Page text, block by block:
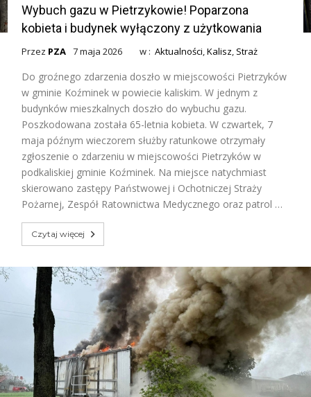
Wybuch gazu w Pietrzykowie! Poparzona
kobieta i budynek wyłączony z użytkowania
Przez PZA 7 maja 2026 w :Aktualności,Kalisz, Straż
Do groźnego zdarzenia doszło w miejscowości Pietrzyków
w gminie Koźminek w powiecie kaliskim. W jednym z
budynków mieszkalnych doszło do wybuchu gazu.
Poszkodowana została 65-letnia kobieta. W czwartek, 7
maja późnym wieczorem służby ratunkowe otrzymały
zgłoszenie o zdarzeniu w miejscowości Pietrzyków w
podkaliskiej gminie Koźminek. Na miejsce natychmiast
skierowano zastępy Państwowej i Ochotniczej Straży
Pożarnej, Zespół Ratownictwa Medycznego oraz patrol …
Czytaj więcej